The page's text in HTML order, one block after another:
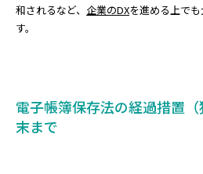
和されるなど、 企業のDXを進める上で
す。
電子帳簿保存法の経過措置
末まで